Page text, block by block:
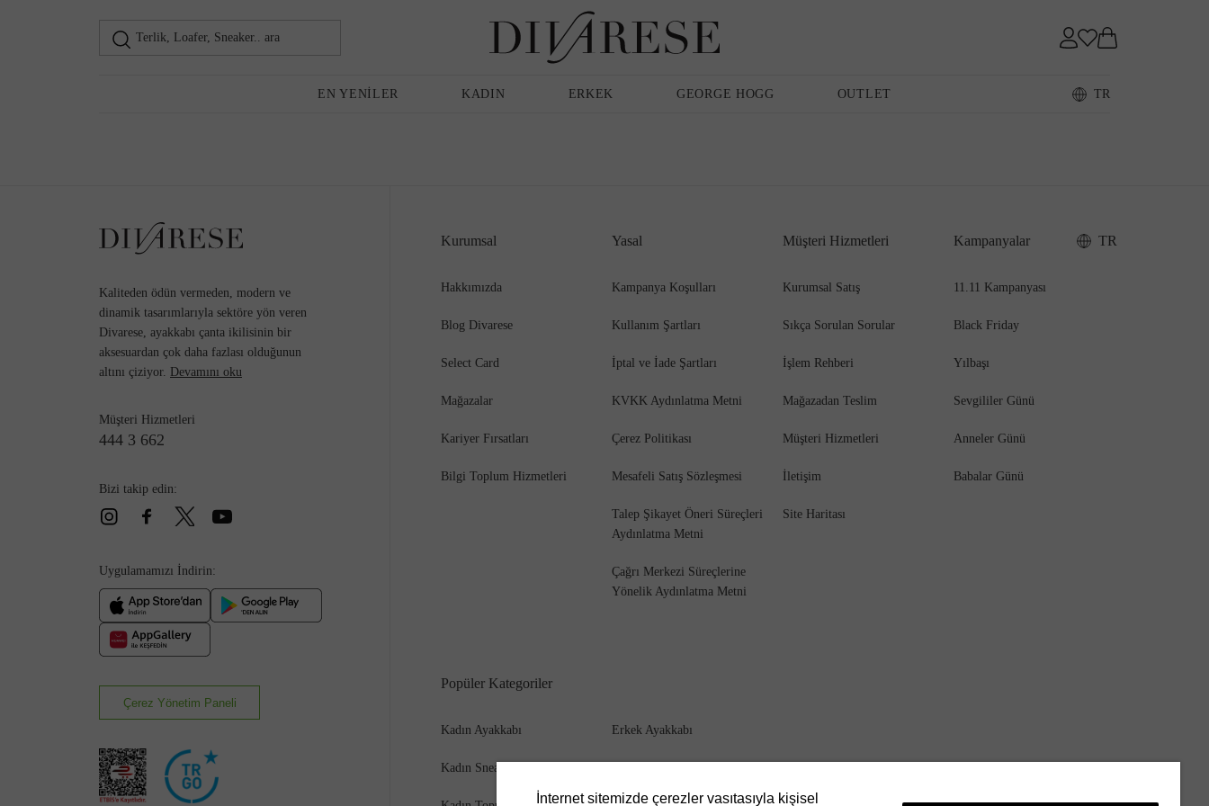
Terlik, Loafer, Sneaker.. ara
EN YENILER KADIN
Babet Espadril
ERKEK
Sneaker Terlik Espadril
GEORGE HOGG OUTLET TR
Kaliteden ödün vermeden, modern ve
dinamik tasarımlarıyla sektöre yön veren
Divarese, ayakkabı çanta ikilisinin bir
aksesuardan çok daha fazlası olduğunun
altını çiziyor. Devamını oku
Müşteri Hizmetleri
444 3 662
Bizi takip edin:
Uygulamamızı İndirin:
Çerez Yönetim Paneli
Kurumsal
Hakkımızda
Blog Divarese
Select Card
Mağazalar
Kariyer Fırsatları
Bilgi Toplum Hizmetleri
Yasal
Kampanya Koşulları
Kullanım Şartları
İptal ve İade Şartları
KVKK Aydınlatma Metni
Çerez Politikası
Mesafeli Satış Sözleşmesi
Talep Şikayet Öneri Süreçleri
Aydınlatma Metni
Çağrı Merkezi Süreçlerine
Yönelik Aydınlatma Metni
Müşteri Hizmetleri
Kurumsal Satış
Sıkça Sorulan Sorular
İşlem Rehberi
Mağazadan Teslim
Müşteri Hizmetleri
İletişim
Site Haritası
Kampanyalar
11.11 Kampanyası
Black Friday
Yılbaşı
Sevgililer Günü
Anneler Günü
Babalar Günü
Popüler Kategoriler
Kadın Ayakkabı
Kadın Sneaker
Erkek Ayakkabı
TR
İnternet sitemizde çerezler vasıtasıyla kişisel